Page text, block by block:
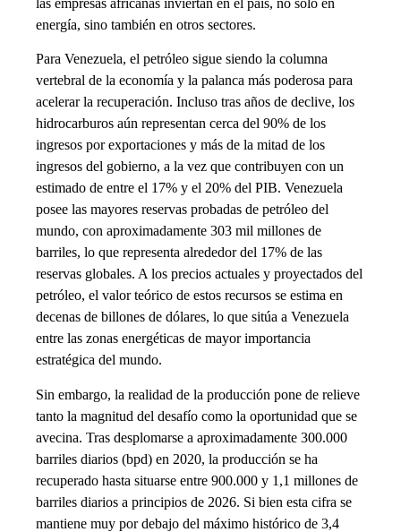
energía, sino también en otros sectores.
Para Venezuela, el petróleo sigue siendo la columna
vertebral de la economía y la palanca más poderosa para
acelerar la recuperación. Incluso tras años de declive, los
hidrocarburos aún representan cerca del 90% de los
ingresos por exportaciones y más de la mitad de los
ingresos del gobierno, a la vez que contribuyen con un
estimado de entre el 17% y el 20% del PIB. Venezuela
posee las mayores reservas probadas de petróleo del
mundo, con aproximadamente 303 mil millones de
barriles, lo que representa alrededor del 17% de las
reservas globales. A los precios actuales y proyectados del
petróleo, el valor teórico de estos recursos se estima en
decenas de billones de dólares, lo que sitúa a Venezuela
entre las zonas energéticas de mayor importancia
estratégica del mundo.
Sin embargo, la realidad de la producción pone de relieve
tanto la magnitud del desafío como la oportunidad que se
avecina. Tras desplomarse a aproximadamente 300.000
barriles diarios (bpd) en 2020, la producción se ha
recuperado hasta situarse entre 900.000 y 1,1 millones de
barriles diarios a principios de 2026. Si bien esta cifra se
mantiene muy por debajo del máximo histórico de 3,4